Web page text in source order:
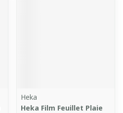
Heka
Heka Film Feuillet Plaie